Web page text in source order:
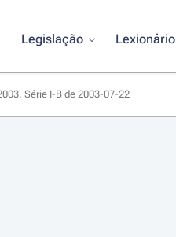
Legislação Lexionário
Série I-B de 2003-07-22